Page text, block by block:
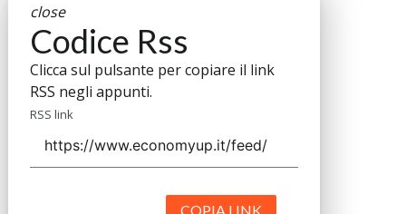
close
Codice Rss
Clicca sul pulsante per copiare il link
RSS negli appunti.
RSS link
COPIA LINK